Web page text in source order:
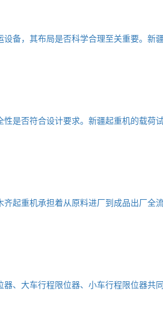
备，其布局是否科学合理至关重要。新
是否符合设计要求。新疆起重机的载荷
起重机承担着从原料进厂到成品出厂全
、大车行程限位器、小车行程限位器共